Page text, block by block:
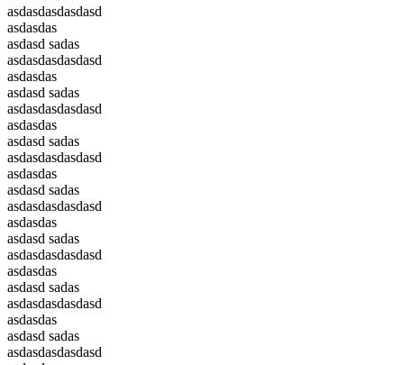
asdasdasdasdasd
asdasdas
asdasd sadas
asdasdasdasdasd
asdasdas
asdasd sadas
asdasdasdasdasd
asdasdas
asdasd sadas
asdasdasdasdasd
asdasdas
asdasd sadas
asdasdasdasdasd
asdasdas
asdasd sadas
asdasdasdasdasd
asdasdas
asdasd sadas
asdasdasdasdasd
asdasdas
asdasd sadas
asdasdasdasdasd